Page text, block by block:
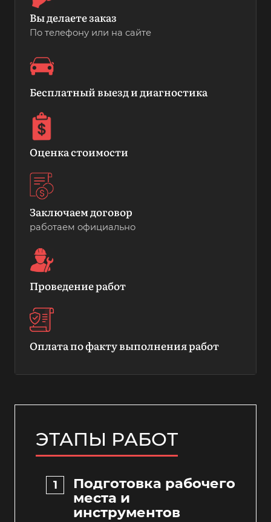
Вы делаете заказ
По телефону или на сайте
Бесплатный выезд и диагностика
Оценка стоимости
Заключаем договор
работаем официально
Проведение работ
Оплата по факту выполнения работ
ЭТАПЫ РАБОТ
Подготовка рабочего
места и
инструментов